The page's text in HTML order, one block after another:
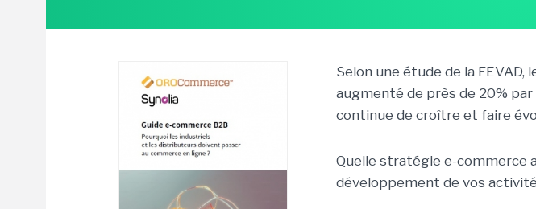
Selon une étude de la
augmenté de près de 20%
continue de croître et faire
Quelle stratégie e-commerce
développement de vos